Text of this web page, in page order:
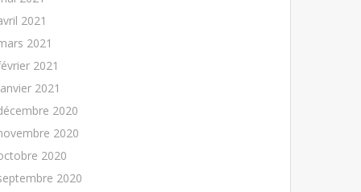
2021
2021
2021
2021
2020
2020
2020
2020